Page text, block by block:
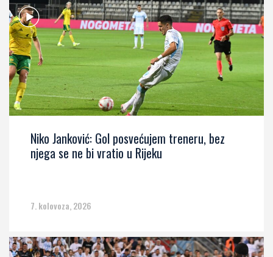
Niko Janković: Gol posvećujem treneru, bez
njega se ne bi vratio u Rijeku
7. kolovoza, 2026